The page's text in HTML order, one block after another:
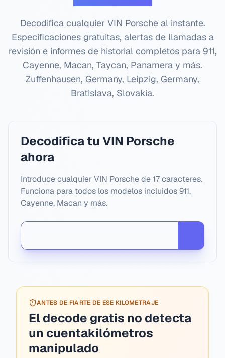
Decodifica cualquier VIN Porsche al instante.
Especificaciones gratuitas, alertas de llamadas a
revisión e informes de historial completos para 911,
Cayenne, Macan, Taycan, Panamera y más.
Zuffenhausen, Germany, Leipzig, Germany,
Bratislava, Slovakia.
Decodifica tu VIN Porsche
ahora
Introduce cualquier VIN Porsche de 17 caracteres.
Funciona para todos los modelos incluidos 911,
Cayenne, Macan y más.
ANTES DE FIARTE DE ESE KILOMETRAJE
El decode gratis no detecta
un cuentakilómetros
manipulado